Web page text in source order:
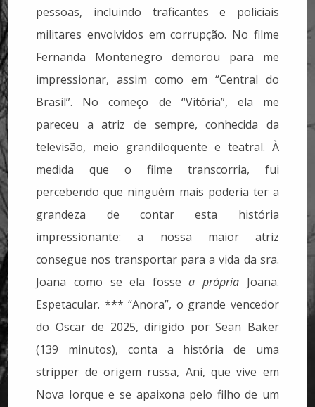
pessoas, incluindo traficantes e policiais
militares envolvidos em corrupção. No filme
Fernanda Montenegro demorou para me
impressionar, assim como em “Central do
Brasil”. No começo de “Vitória”, ela me
pareceu a atriz de sempre, conhecida da
televisão, meio grandiloquente e teatral. À
medida que o filme transcorria, fui
percebendo que ninguém mais poderia ter a
grandeza de contar esta história
impressionante: a nossa maior atriz
consegue nos transportar para a vida da sra.
Joana como se ela fossea própria Joana.
Espetacular. *** “Anora”, o grande vencedor
do Oscar de 2025, dirigido por Sean Baker
(139 minutos), conta a história de uma
stripper de origem russa, Ani, que vive em
Nova Iorque e se apaixona pelo filho de um